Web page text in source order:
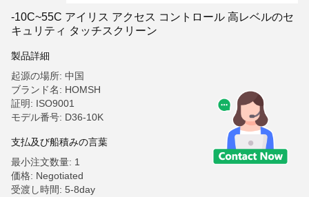
-10C~55C アイリス アクセス コントロール 高レベルのセ
キュリティ タッチスクリーン
製品詳細
起源の場所: 中国
ブランド名: HOMSH
証明: ISO9001
モデル番号: D36-10K
支払及び船積みの言葉
最小注文数量: 1
価格: Negotiated
受渡し時間: 5-8day